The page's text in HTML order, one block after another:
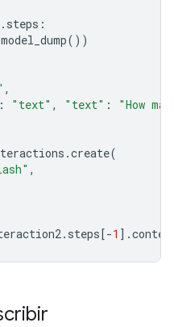
. steps :
model_dump())
,
: "text" , "text" :
"How
.create(
,
. steps[-1 ] .